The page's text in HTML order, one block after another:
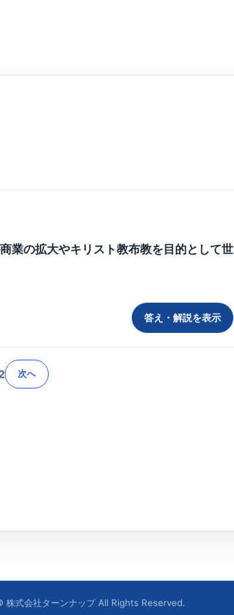
業の拡大やキリスト教布教を目的として世
答え・解説を表示
次へ
式会社ターンナップ All Rights Reserved.